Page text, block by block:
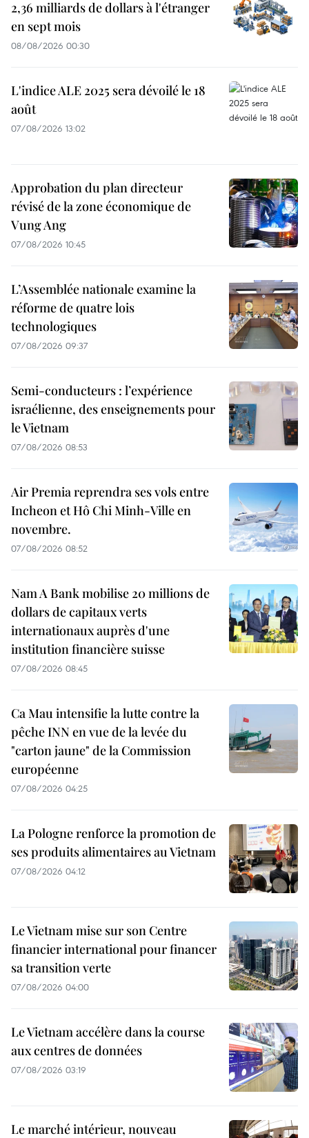
2,36 milliards de dollars à l'étranger
en sept mois
08/08/2026 00:30
L'indice ALE 2025 sera dévoilé le 18
août
07/08/2026 13:02
Approbation du plan directeur
révisé de la zone économique de
Vung Ang
07/08/2026 10:45
L’Assemblée nationale examine la
réforme de quatre lois
technologiques
07/08/2026 09:37
Semi-conducteurs : l’expérience
israélienne, des enseignements pour
le Vietnam
07/08/2026 08:53
Air Premia reprendra ses vols entre
Incheon et Hô Chi Minh-Ville en
novembre.
07/08/2026 08:52
Nam A Bank mobilise 20 millions de
dollars de capitaux verts
internationaux auprès d'une
institution financière suisse
07/08/2026 08:45
Ca Mau intensifie la lutte contre la
pêche INN en vue de la levée du
"carton jaune" de la Commission
européenne
07/08/2026 04:25
La Pologne renforce la promotion de
ses produits alimentaires au Vietnam
07/08/2026 04:12
Le Vietnam mise sur son Centre
financier international pour financer
sa transition verte
07/08/2026 04:00
Le Vietnam accélère dans la course
aux centres de données
07/08/2026 03:19
Le marché intérieur, nouveau